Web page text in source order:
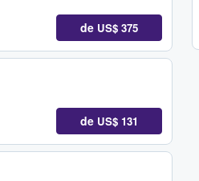
de US$ 375
de US$ 131